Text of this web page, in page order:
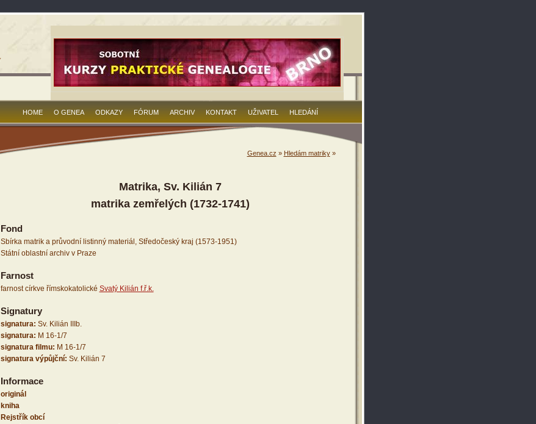
HOME O GENEA ODKAZY FÓRUM ARCHIV KONTAKT UŽIVATEL HLEDÁNÍ
Genea.cz » Hledám matriky»
Matrika, Sv. Kilián 7
matrika zemřelých (1732-1741)
Fond
Sbírka matrik a průvodní listinný materiál, Středočeský kraj (1573-1951)
Státní oblastní archiv v Praze
Farnost
farnost církve římskokatolické Svatý Kilián f.ř.k.
Signatury
signatura: Sv. Kilián IIIb.
signatura: M 16-1/7
signatura filmu: M 16-1/7
signatura výpůjční: Sv. Kilián 7
Informace
originál
kniha
Rejstřík obcí